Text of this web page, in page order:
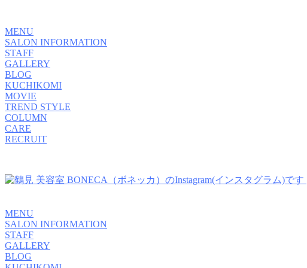
MENU
SALON INFORMATION
STAFF
GALLERY
BLOG
KUCHIKOMI
MOVIE
TREND STYLE
COLUMN
CARE
RECRUIT
MENU
SALON INFORMATION
STAFF
GALLERY
BLOG